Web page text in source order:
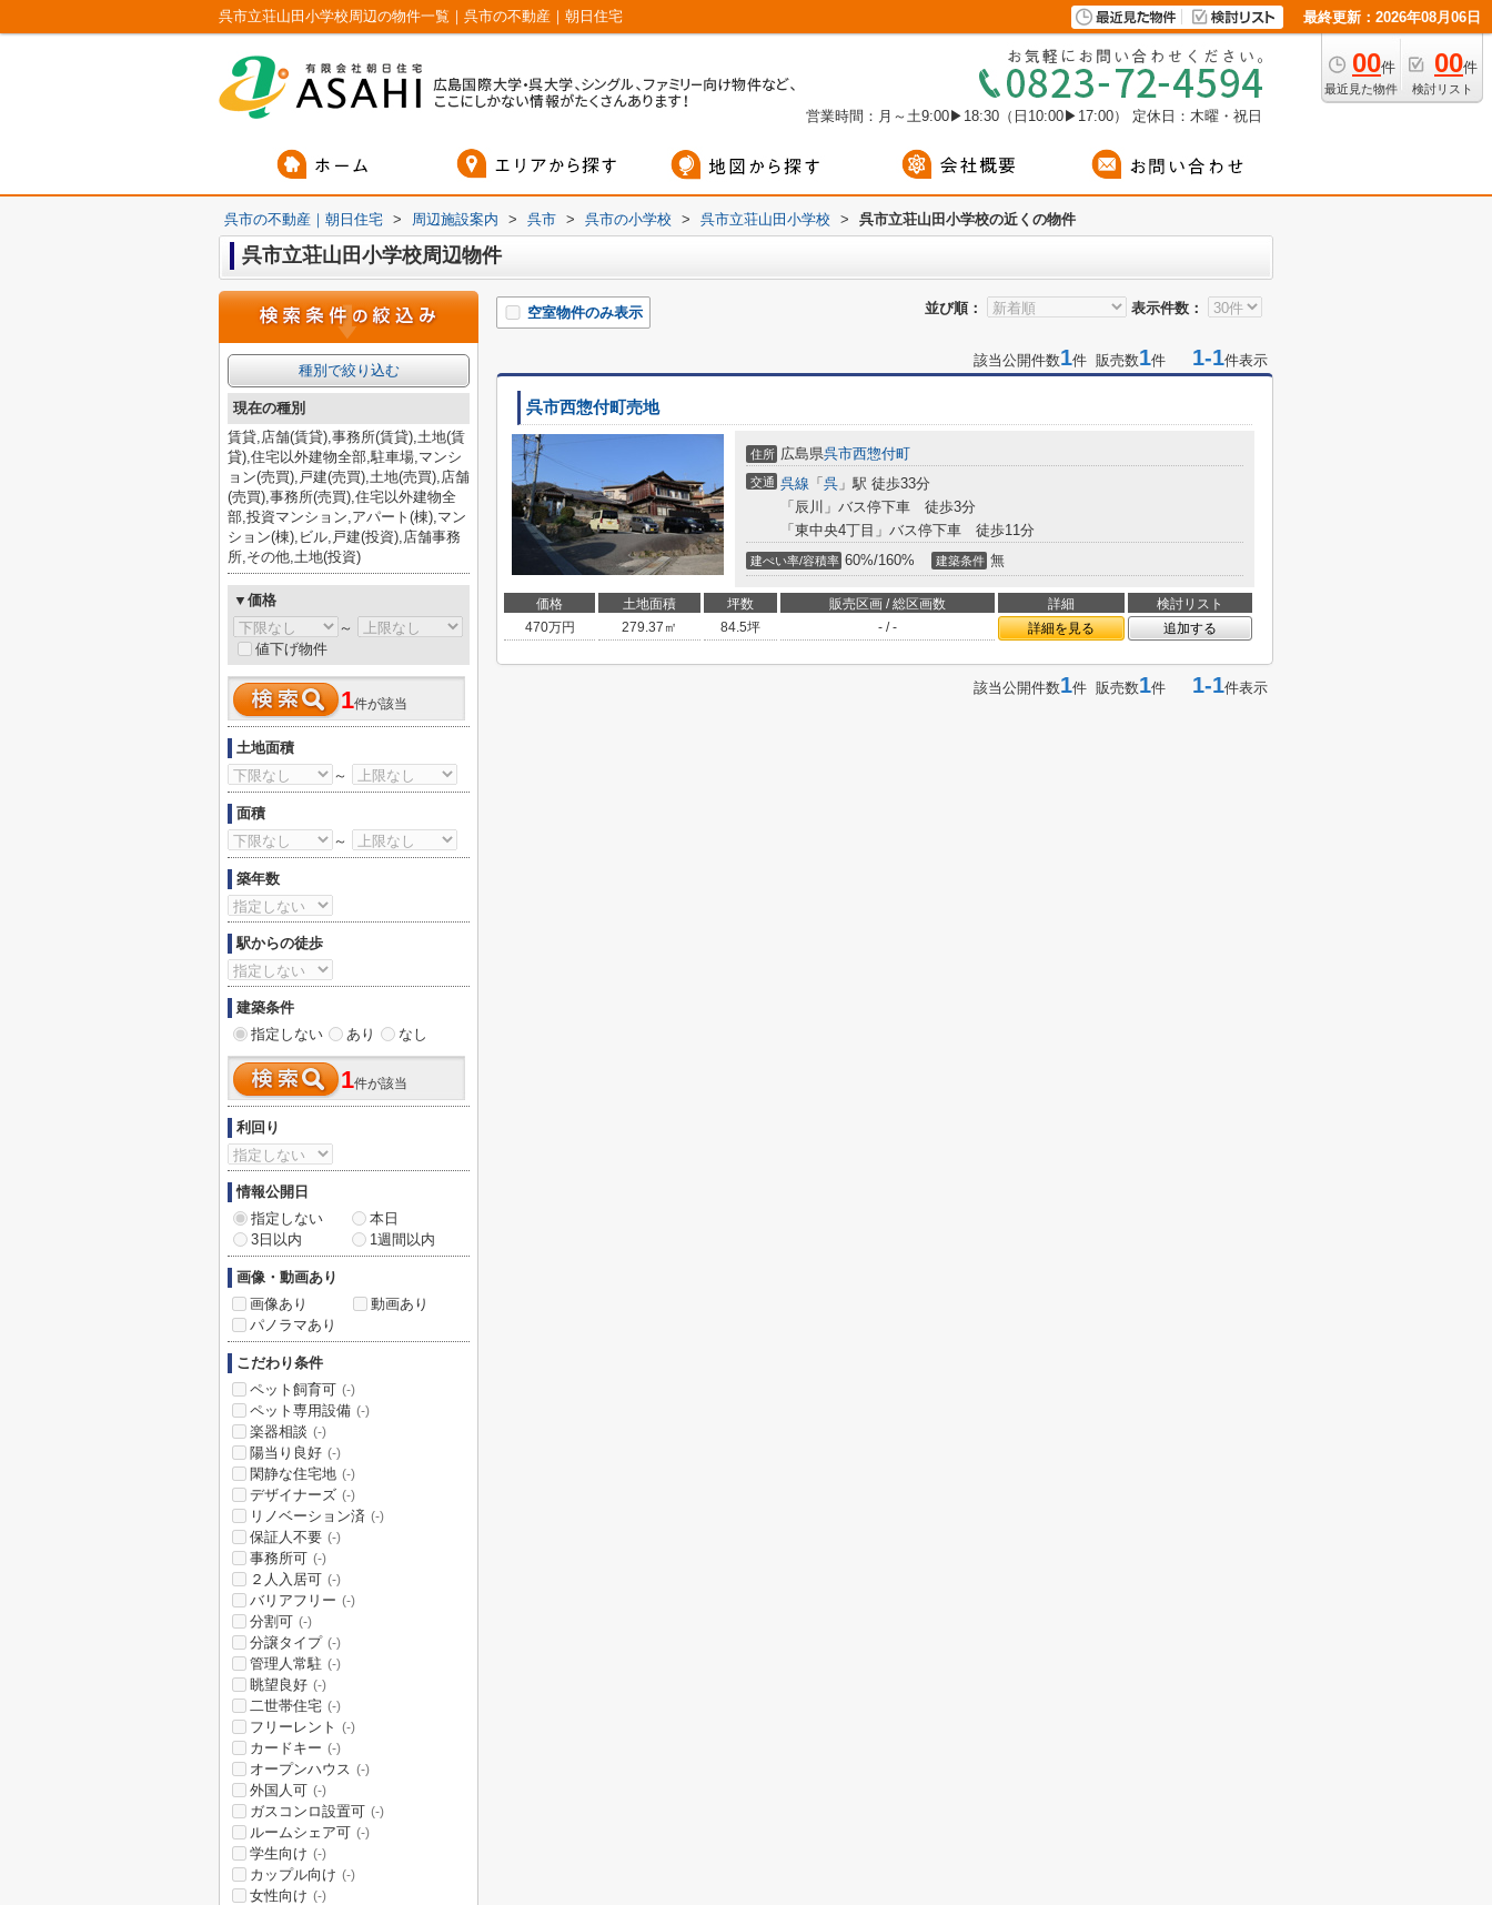
呉市立荘山田小学校周辺の物件一覧｜呉市の不動産｜朝日住宅 最終更新：2026年08月06日
00件
最近見た物件
00件
検討リスト
営業時間：月～土9:00▶18:30（日10:00▶17:00） 定休日：木曜・祝日
呉市の不動産｜朝日住宅 > 周辺施設案内 > 呉市 > 呉市の小学校 > 呉市立荘山田小学校 > 呉市立荘山田小学校の近くの物件
呉市立荘山田小学校周辺物件
並び順： 表示件数：
空室物件のみ表示
該当公開件数1件 販売数1件 1-1件表示
呉市西惣付町売地
住所 広島県呉市西惣付町
交通 呉線 「 呉 」駅 徒歩33分
「辰川」バス停下車 徒歩3分
「東中央4丁目」バス停下車 徒歩11分
建ぺい率/容積率 60%/160% 建築条件 無
価格 土地面積 坪数 販売区画 / 総区画数 詳細
検討リスト
470万円 279.37㎡ 84.5坪 - / - 詳細を見る 追加する
該当公開件数1件 販売数1件 1-1件表示
種別で絞り込む
現在の種別
賃貸,店舗(賃貸),事務所(賃貸),土地(賃
貸),住宅以外建物全部,駐車場,マンシ
ョン(売買),戸建(売買),土地(売買),店舗
(売買),事務所(売買),住宅以外建物全
部,投資マンション,アパート(棟),マン
ション(棟),ビル,戸建(投資),店舗事務
所,その他,土地(投資)
▼価格
～
値下げ物件
1件が該当
土地面積
～
面積
～
築年数
駅からの徒歩
建築条件
指定しない
あり なし
1件が該当
利回り
情報公開日
指定しない
本日
3日以内
1週間以内
画像・動画あり
画像あり
動画あり
パノラマあり
こだわり条件
ペット飼育可 (-)
ペット専用設備 (-)
楽器相談 (-)
陽当り良好 (-)
閑静な住宅地 (-)
デザイナーズ (-)
リノベーション済 (-)
保証人不要 (-)
事務所可 (-)
２人入居可 (-)
バリアフリー (-)
分割可 (-)
分譲タイプ (-)
管理人常駐 (-)
眺望良好 (-)
二世帯住宅 (-)
フリーレント (-)
カードキー (-)
オープンハウス (-)
外国人可 (-)
ガスコンロ設置可 (-)
ルームシェア可 (-)
学生向け (-)
カップル向け (-)
女性向け (-)